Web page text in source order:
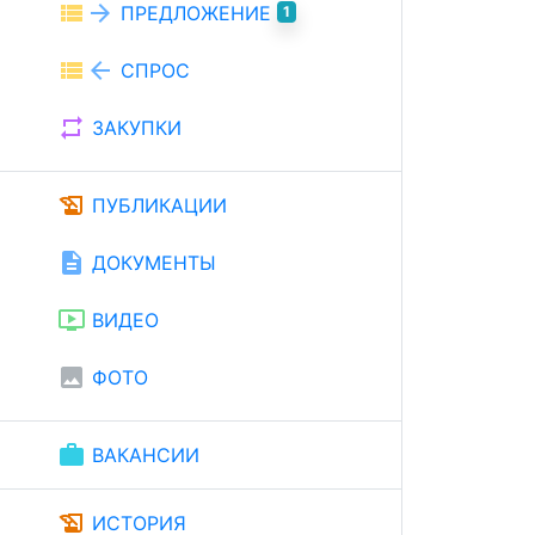
view_list arrow_forward ПРЕДЛОЖЕНИЕ 1
view_list arrow_back СПРОС
repeat ЗАКУПКИ
history_edu ПУБЛИКАЦИИ
description ДОКУМЕНТЫ
ondemand_video ВИДЕО
image ФОТО
work ВАКАНСИИ
history_edu ИСТОРИЯ